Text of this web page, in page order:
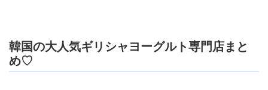
韓国の大人気ギリシャヨーグルト専門店まと
め♡